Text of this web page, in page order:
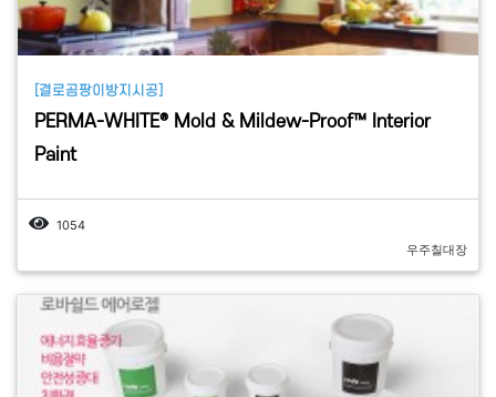
[결로곰팡이방지시공]
PERMA-WHITE® Mold & Mildew-Proof™ Interior
Paint
1054
우주칠대장